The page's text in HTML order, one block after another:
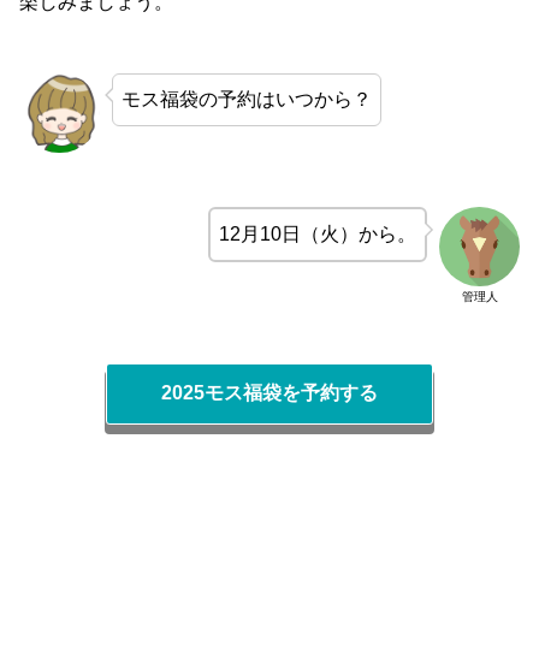
モス福袋の予約はいつから？
管理人
12月10日（火）から。
2025モス福袋を予約する